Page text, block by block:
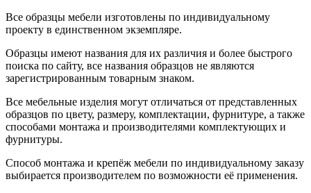
Все образцы мебели изготовлены по индивидуальному
проекту в единственном экземпляре.
Образцы имеют названия для их различия и более быстрого
поиска по сайту, все названия образцов не являются
зарегистрированным товарным знаком.
Все мебельные изделия могут отличаться от представленных
образцов по цвету, размеру, комплектации, фурнитуре, а также
способами монтажа и производителями комплектующих и
фурнитуры.
Способ монтажа и крепёж мебели по индивидуальному заказу
выбирается производителем по возможности её применения.